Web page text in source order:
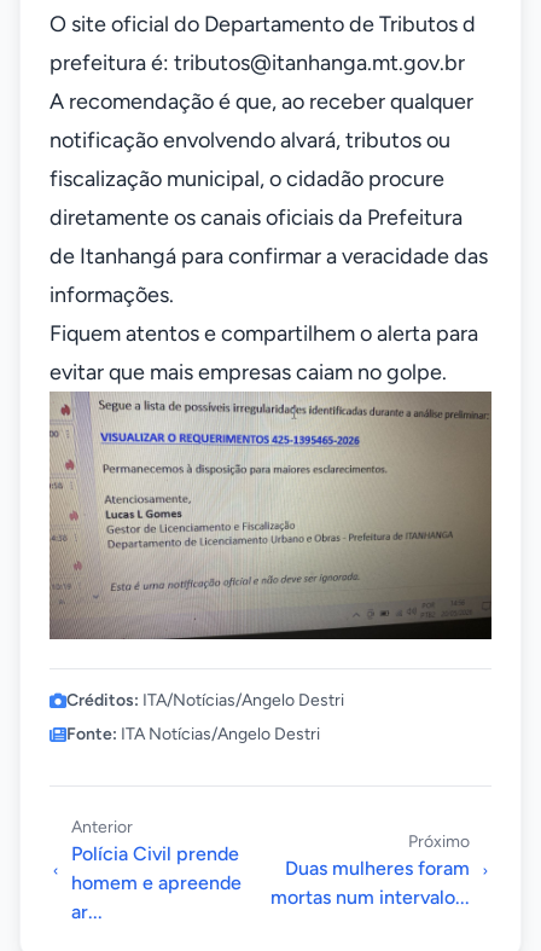
O site oficial do Departamento de Tributos d
prefeitura é: tributos@itanhanga.mt.gov.br
A recomendação é que, ao receber qualquer
notificação envolvendo alvará, tributos ou
fiscalização municipal, o cidadão procure
diretamente os canais oficiais da Prefeitura
de Itanhangá para confirmar a veracidade das
informações.
Fiquem atentos e compartilhem o alerta para
evitar que mais empresas caiam no golpe.
Créditos: ITA/Notícias/Angelo Destri
Fonte: ITA Notícias/Angelo Destri
Anterior
Polícia Civil prende
homem e apreende
ar...
Próximo
Duas mulheres foram
mortas num intervalo...